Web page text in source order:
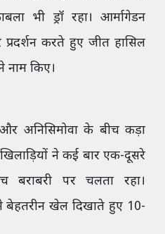
भी ड्रॉ रहा। आर्मागेडन
प्रदर्शन करते हुए जीत हासिल
किए।
अनिसिमोवा के बीच कड़ा
ने कई बार एक-दूसरे
बराबरी पर चलता रहा।
बेहतरीन खेल दिखाते हुए 10-